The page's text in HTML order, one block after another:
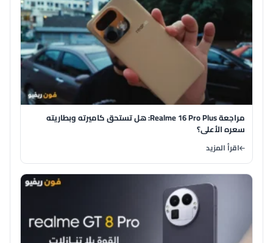
مراجعة Realme 16 Pro Plus: هل تستحق كاميرته وبطاريته
سعره الأعلى؟
اقرأ المزيد